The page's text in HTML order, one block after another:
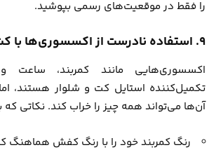
را فقط در موقعیت‌های رسمی بپوشید.
۹. استفاده نادرست از اکسسوری‌ها با کت و شلوار
اکسسوری‌هایی مانند کمربند،
تکمیل‌کننده استایل کت و شلوار هستند، اما
آن‌ها می‌تواند همه چیز را خراب کند. نکاتی که
رنگ کمربند خود را با رنگ کفش هماهنگ